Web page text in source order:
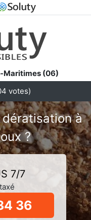
Maritimes (06)
votes)
dératisation à
?
7/7
36